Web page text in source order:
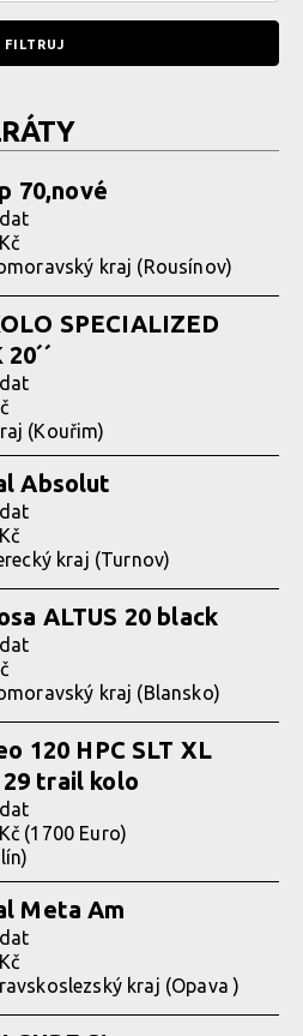
70,nové
kraj (Rousínov)
SPECIALIZED
(Kouřim)
Absolut
kraj (Turnov)
ALTUS 20 black
kraj (Blansko)
120 HPC SLT XL
29 trail kolo
(1700 Euro)
Meta Am
kraj (Opava )